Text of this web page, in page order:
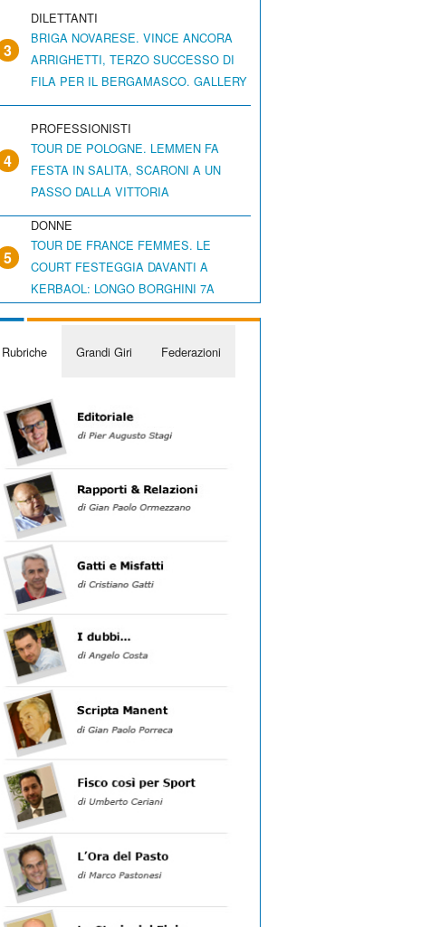
3
DILETTANTI
BRIGA NOVARESE. VINCE ANCORA
ARRIGHETTI, TERZO SUCCESSO DI
FILA PER IL BERGAMASCO. GALLERY
4
PROFESSIONISTI
TOUR DE POLOGNE. LEMMEN FA
FESTA IN SALITA, SCARONI A UN
PASSO DALLA VITTORIA
5
DONNE
TOUR DE FRANCE FEMMES. LE
COURT FESTEGGIA DAVANTI A
KERBAOL: LONGO BORGHINI 7A
Rubriche Grandi Giri Federazioni